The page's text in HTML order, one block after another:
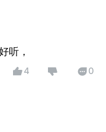
听，
4 0